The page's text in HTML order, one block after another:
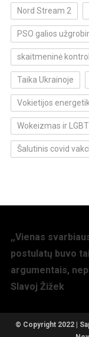
Nord Stream 2
PSO galios
skaitmeninė
Taika Ukrainoje
Vokietijos
Wokeizmas ir
Šalutinis covid
,,Vienas
postulatų buvo
argumentais,
Slavoj Žižek
© Copyright 2022 |